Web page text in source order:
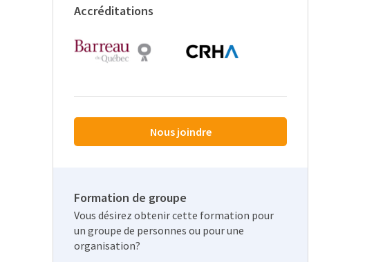
Accréditations
Nous joindre
Formation de groupe
Vous désirez obtenir cette formation pour
un groupe de personnes ou pour une
organisation?